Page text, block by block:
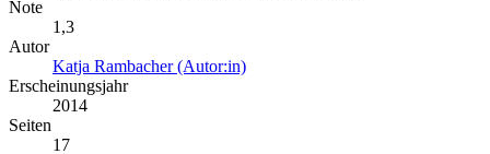
Note
1,3
Autor
Katja Rambacher (Autor:in)
Erscheinungsjahr
2014
Seiten
17